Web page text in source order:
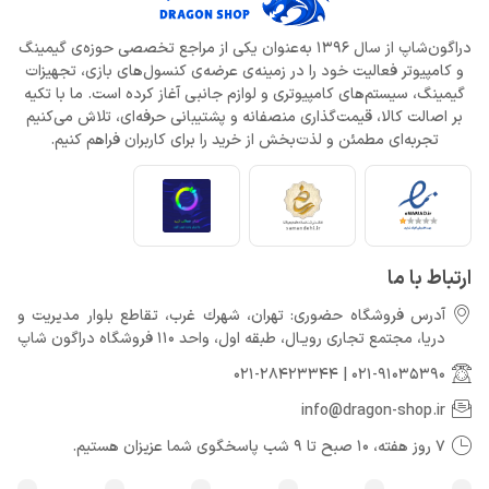
دراگون‌شاپ از سال 1396 به‌عنوان یکی از مراجع تخصصی حوزه‌ی گیمینگ
و کامپیوتر فعالیت خود را در زمینه‌ی عرضه‌ی کنسول‌های بازی، تجهیزات
گیمینگ، سیستم‌های کامپیوتری و لوازم جانبی آغاز کرده است. ما با تکیه
بر اصالت کالا، قیمت‌گذاری منصفانه و پشتیبانی حرفه‌ای، تلاش می‌کنیم
تجربه‌ای مطمئن و لذت‌بخش از خرید را برای کاربران فراهم کنیم.
ارتباط با ما
آدرس فروشگاه حضوری: تهران، شهرك غرب، تقاطع بلوار مدیریت و
دريا، مجتمع تجارى رويـال، طبقه اول، واحد 110 فروشگاه دراگون شاپ
021-91035390
021-28423344
info@dragon-shop.ir
7 روز هفته، 10 صبح تا 9 شب پاسخگوی شما عزیزان هستیم.